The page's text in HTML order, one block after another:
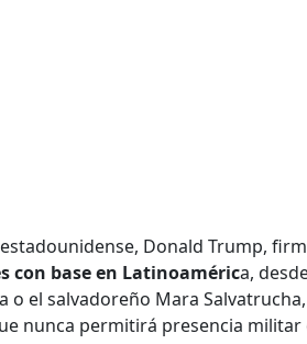
Donald Trump,
con base en Latinoamérica,
o el salvadoreño Mara
nunca permitirá presencia militar